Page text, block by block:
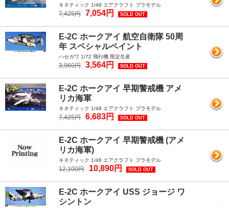
キネティック 1/48 エアクラフト プラモデル
7,425円 7,054円 SOLD OUT
E-2C ホークアイ 航空自衛隊 50周
年 スペシャルペイント
ハセガワ 1/72 飛行機 限定生産
3,960円 3,564円 SOLD OUT
E-2C ホークアイ 早期警戒機 アメ
リカ海軍
キネティック 1/48 エアクラフト プラモデル
7,425円 6,683円 SOLD OUT
E-2C ホークアイ 早期警戒機 (アメ
リカ海軍)
キネティック 1/48 エアクラフト プラモデル
12,100円 10,890円 SOLD OUT
E-2C ホークアイ USS ジョージ ワ
シントン